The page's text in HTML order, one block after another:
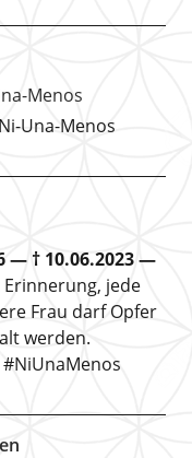
Una-Menos
— † 10.06.2023 —
jede
Frau darf Opfer
werden.
#NiUnaMenos